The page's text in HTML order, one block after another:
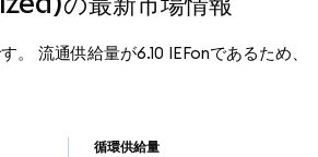
。 流通供給量が6.10 IEFonであるため、
循環供給量